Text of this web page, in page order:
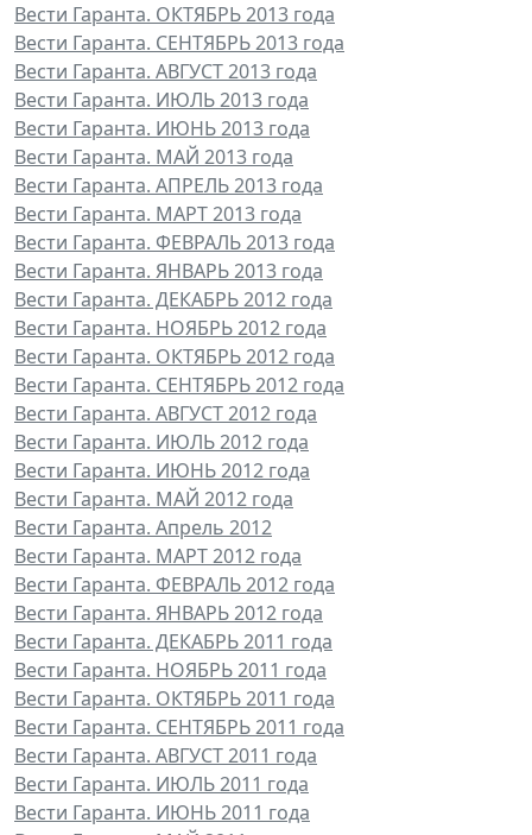
Вести Гаранта. ОКТЯБРЬ 2013 года
Вести Гаранта. СЕНТЯБРЬ 2013 года
Вести Гаранта. АВГУСТ 2013 года
Вести Гаранта. ИЮЛЬ 2013 года
Вести Гаранта. ИЮНЬ 2013 года
Вести Гаранта. МАЙ 2013 года
Вести Гаранта. АПРЕЛЬ 2013 года
Вести Гаранта. МАРТ 2013 года
Вести Гаранта. ФЕВРАЛЬ 2013 года
Вести Гаранта. ЯНВАРЬ 2013 года
Вести Гаранта. ДЕКАБРЬ 2012 года
Вести Гаранта. НОЯБРЬ 2012 года
Вести Гаранта. ОКТЯБРЬ 2012 года
Вести Гаранта. СЕНТЯБРЬ 2012 года
Вести Гаранта. АВГУСТ 2012 года
Вести Гаранта. ИЮЛЬ 2012 года
Вести Гаранта. ИЮНЬ 2012 года
Вести Гаранта. МАЙ 2012 года
Вести Гаранта. Апрель 2012
Вести Гаранта. МАРТ 2012 года
Вести Гаранта. ФЕВРАЛЬ 2012 года
Вести Гаранта. ЯНВАРЬ 2012 года
Вести Гаранта. ДЕКАБРЬ 2011 года
Вести Гаранта. НОЯБРЬ 2011 года
Вести Гаранта. ОКТЯБРЬ 2011 года
Вести Гаранта. СЕНТЯБРЬ 2011 года
Вести Гаранта. АВГУСТ 2011 года
Вести Гаранта. ИЮЛЬ 2011 года
Вести Гаранта. ИЮНЬ 2011 года